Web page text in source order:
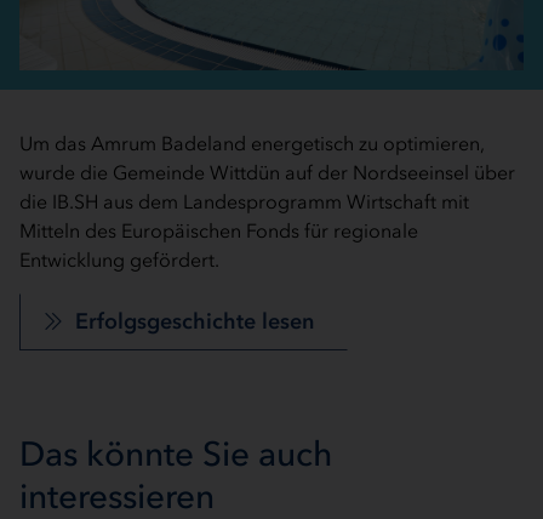
Um das Amrum Badeland energetisch zu optimieren,
wurde die Gemeinde Wittdün auf der Nordseeinsel über
die IB.SH aus dem Landesprogramm Wirtschaft mit
Mitteln des Europäischen Fonds für regionale
Entwicklung gefördert.
Erfolgsgeschichte lesen
Das könnte Sie auch
interessieren